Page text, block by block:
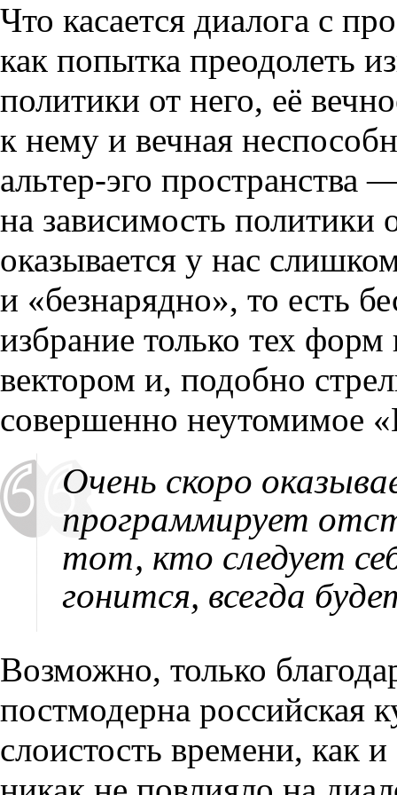
Что касается диалога с
как попытка преодолеть
политики от него, её
к нему и вечная
альтер-эго пространства
на зависимость политики
оказывается у нас
и «безнарядно», то есть
избрание только тех
вектором и, подобно
совершенно неутомимое
Очень скоро
программирует
тот, кто следует
гонится, всегда
Возможно, только
постмодерна российская
слоистость времени, как